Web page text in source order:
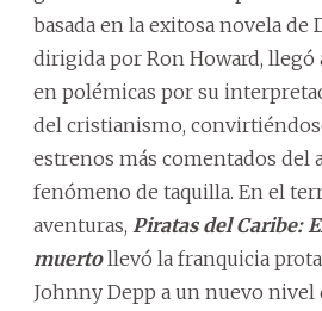
basada en la exitosa novela de
dirigida por Ron Howard, llegó
en polémicas por su
del cristianismo,
estrenos más comentados del
fenómeno de taquilla. En el
aventuras, Piratas del Caribe:
muertollevó la franquicia
Johnny Depp a un nuevo nivel